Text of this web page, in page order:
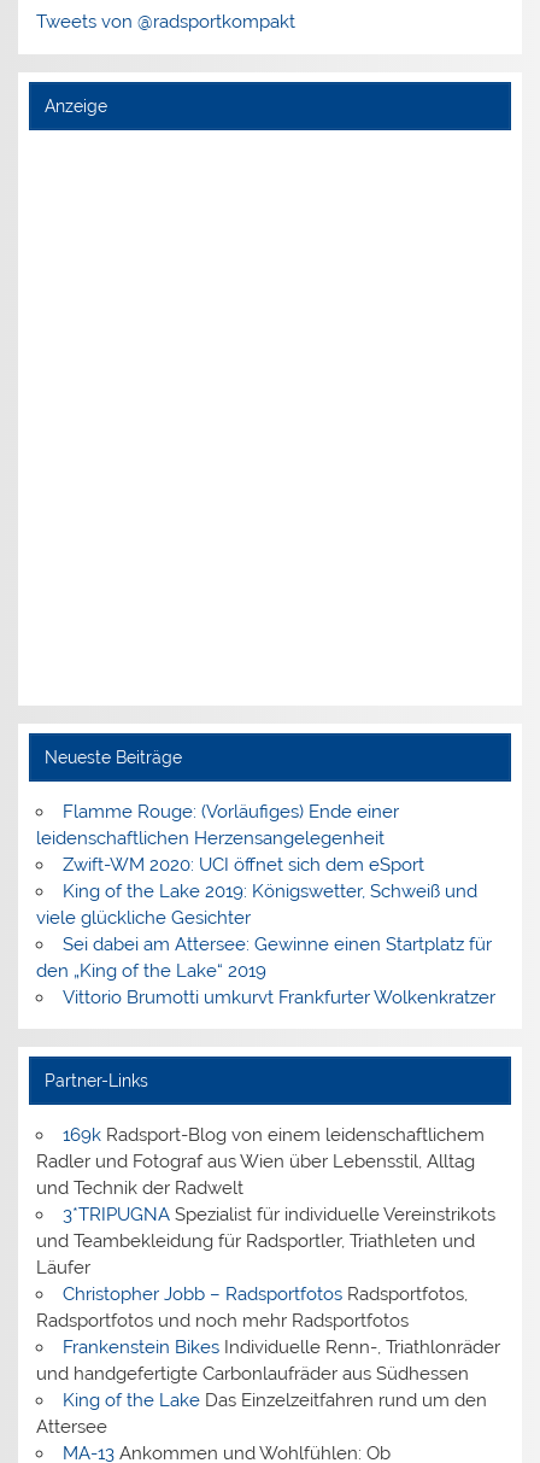
Tweets von @radsportkompakt
Anzeige
Neueste Beiträge
Flamme Rouge: (Vorläufiges) Ende einer
leidenschaftlichen Herzensangelegenheit
Zwift-WM 2020: UCI öffnet sich dem eSport
King of the Lake 2019: Königswetter, Schweiß und
viele glückliche Gesichter
Sei dabei am Attersee: Gewinne einen Startplatz für
den „King of the Lake“ 2019
Vittorio Brumotti umkurvt Frankfurter Wolkenkratzer
Partner-Links
169kRadsport-Blog von einem leidenschaftlichem
Radler und Fotograf aus Wien über Lebensstil, Alltag
und Technik der Radwelt
3*TRIPUGNASpezialist für individuelle Vereinstrikots
und Teambekleidung für Radsportler, Triathleten und
Läufer
Christopher Jobb – RadsportfotosRadsportfotos,
Radsportfotos und noch mehr Radsportfotos
Frankenstein BikesIndividuelle Renn-, Triathlonräder
und handgefertigte Carbonlaufräder aus Südhessen
King of the LakeDas Einzelzeitfahren rund um den
Attersee
MA-13Ankommen und Wohlfühlen: Ob